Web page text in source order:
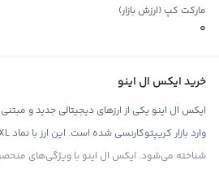
مارکت کپ (ارزش بازار)
0
خرید ایکس ال اینو
ایکس ال اینو یکی از ارزهای دیجیتالی جدید و
شناخته می‌شود. ایکس ال اینو با ویژگی‌های